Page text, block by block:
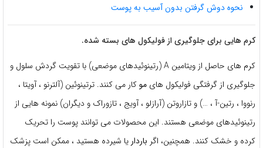
نحوه دوش گرفتن بدون آسیب به پوست
کرم هایی برای جلوگیری از فولیکول های بسته شده.
کرم های حاصل از ویتامین A (رتینوئیدهای موضعی) با تقویت گردش سلول و
جلوگیری از گرفتگی فولیکول های موکار می کنند. ترتینوئین (آلترنو ، آویتا ،
رنووا ، رتین-آ ، …) و تازاروتن (آرازلو ، آویج ، تازوراک و دیگران) نمونه هایی از
رتینوئیدهای موضعی هستند. این محصولات می توانند پوست را تحریک
کرده و خشک کنند. همچنین، اگر باردار یا شیرده هستید ، ممکن است پزشک